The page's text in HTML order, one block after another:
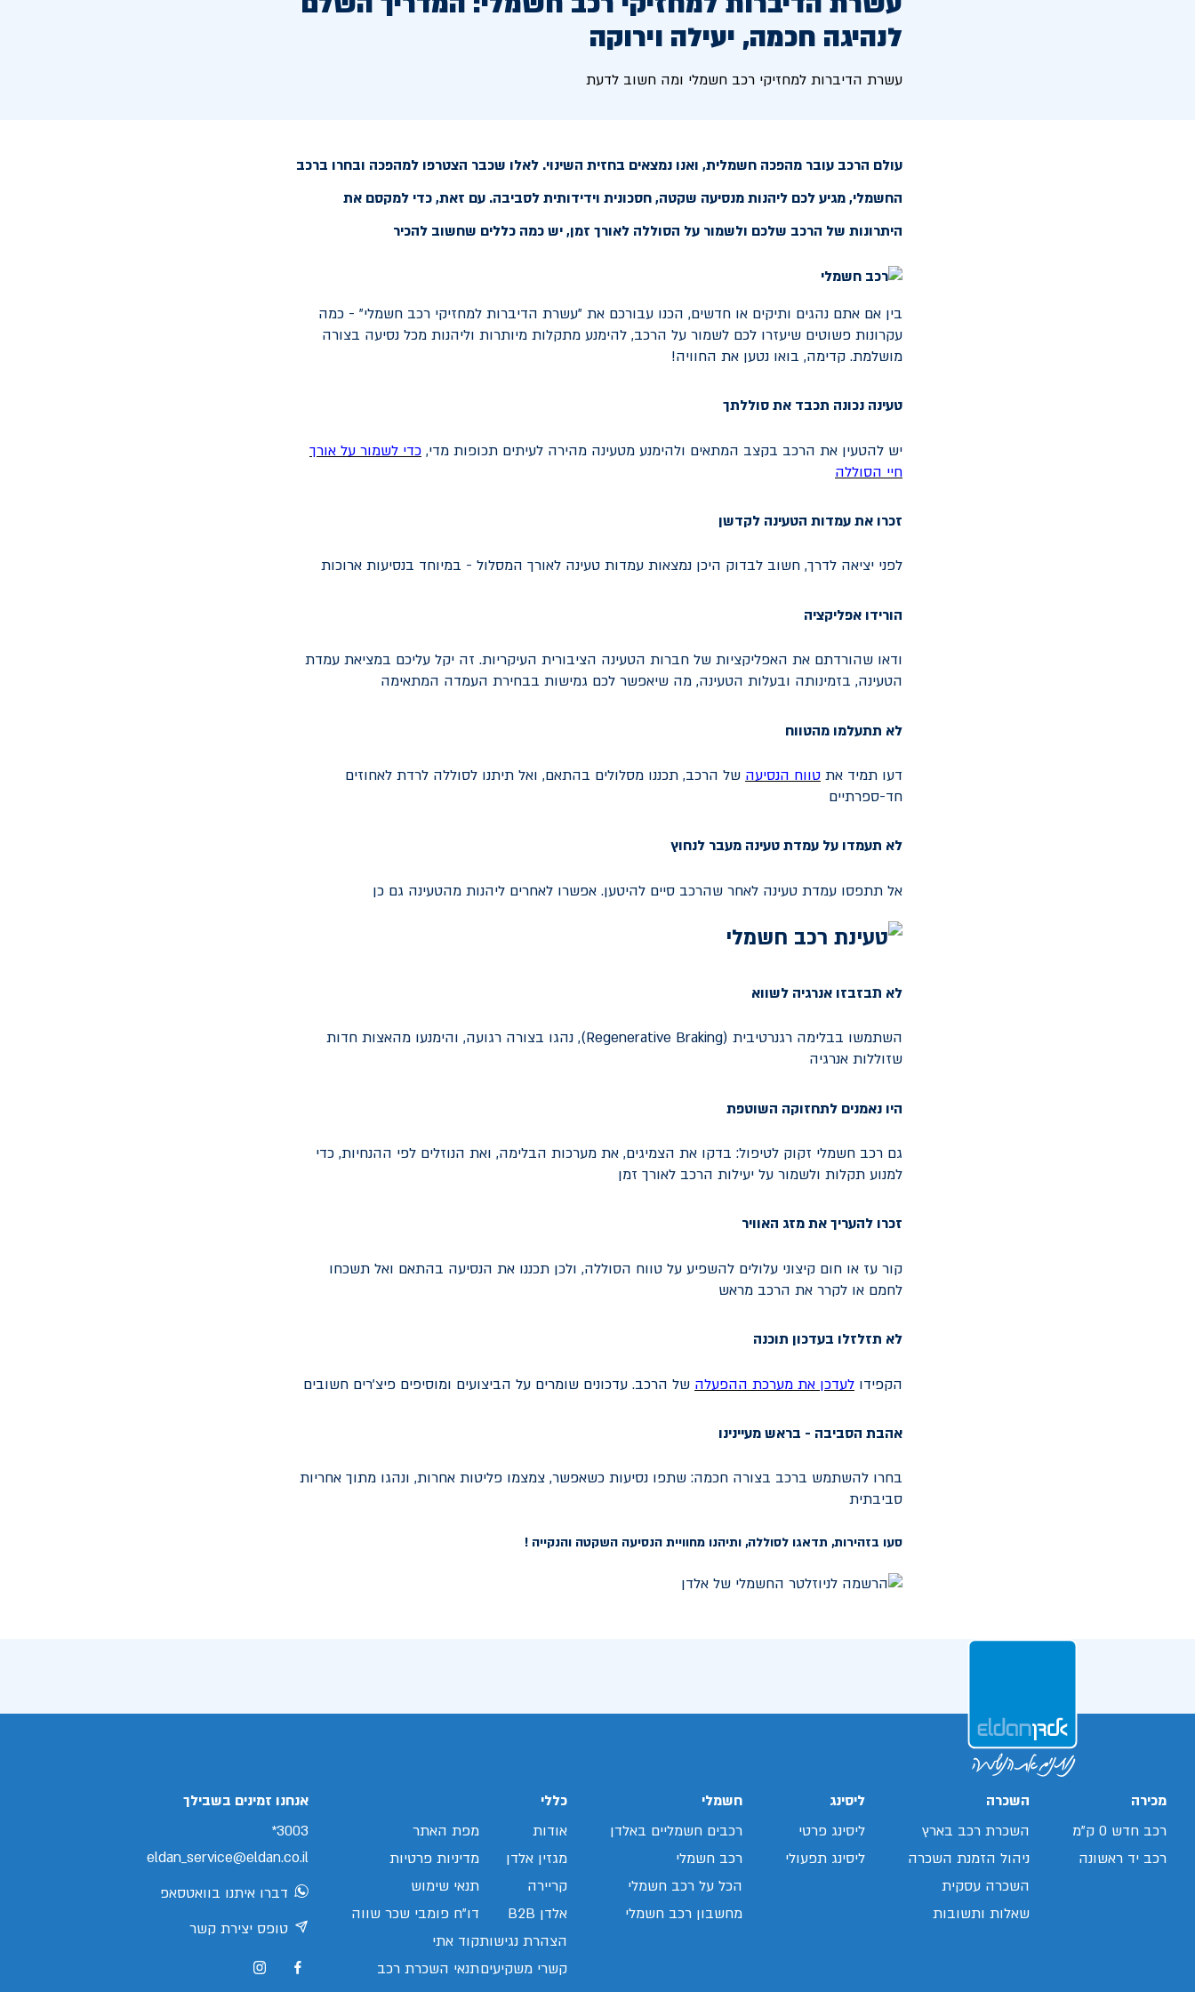
לנהיגה חכמה, יעילה וירוקה
עשרת הדיברות למחזיקי רכב חשמלי ומה חשוב לדעת
עולם הרכב עובר מהפכה חשמלית, ואנו נמצאים בחזית השינוי. לאלו שכבר הצטרפו למהפכה ובחרו ברכב
החשמלי, מגיע לכם ליהנות מנסיעה שקטה, חסכונית וידידותית לסביבה. עם זאת, כדי למקסם את
היתרונות של הרכב שלכם ולשמור על הסוללה לאורך זמן, יש כמה כללים שחשוב להכיר
בין אם אתם נהגים ותיקים או חדשים, הכנו עבורכם את "עשרת הדיברות למחזיקי רכב חשמלי" - כמה
עקרונות פשוטים שיעזרו לכם לשמור על הרכב, להימנע מתקלות מיותרות וליהנות מכל נסיעה בצורה
מושלמת. קדימה, בואו נטען את החוויה!
טעינה נכונה תכבד את סוללתך
יש להטעין את הרכב בקצב המתאים ולהימנע מטעינה מהירה לעיתים תכופות מדי, כדי לשמור על אורך
חיי הסוללה
זכרו את עמדות הטעינה לקדשן
לפני יציאה לדרך, חשוב לבדוק היכן נמצאות עמדות טעינה לאורך המסלול - במיוחד בנסיעות ארוכות
הורידו אפליקציה
ודאו שהורדתם את האפליקציות של חברות הטעינה הציבורית העיקריות. זה יקל עליכם במציאת עמדת
הטעינה, בזמינותה ובעלות הטעינה, מה שיאפשר לכם גמישות בבחירת העמדה המתאימה
לא תתעלמו מהטווח
דעו תמיד את טווח הנסיעה של הרכב, תכננו מסלולים בהתאם, ואל תיתנו לסוללה לרדת לאחוזים
חד-ספרתיים
לא תעמדו על עמדת טעינה מעבר לנחוץ
אל תתפסו עמדת טעינה לאחר שהרכב סיים להיטען. אפשרו לאחרים ליהנות מהטעינה גם כן
לא תבזבזו אנרגיה לשווא
השתמשו בבלימה רגנרטיבית (Regenerative Braking), נהגו בצורה רגועה, והימנעו מהאצות חדות
שזוללות אנרגיה
היו נאמנים לתחזוקה השוטפת
גם רכב חשמלי זקוק לטיפול: בדקו את הצמיגים, את מערכות הבלימה, ואת הנוזלים לפי ההנחיות, כדי
למנוע תקלות ולשמור על יעילות הרכב לאורך זמן
זכרו להעריך את מזג האוויר
קור עז או חום קיצוני עלולים להשפיע על טווח הסוללה, ולכן תכננו את הנסיעה בהתאם ואל תשכחו
לחמם או לקרר את הרכב מראש
לא תזלזלו בעדכון תוכנה
הקפידו לעדכן את מערכת ההפעלה של הרכב. עדכונים שומרים על הביצועים ומוסיפים פיצ’רים חשובים
אהבת הסביבה - בראש מעיינינו
בחרו להשתמש ברכב בצורה חכמה: שתפו נסיעות כשאפשר, צמצמו פליטות אחרות, ונהגו מתוך אחריות
סביבתית
סעו בזהירות, תדאגו לסוללה, ותיהנו מחוויית הנסיעה השקטה והנקייה !
מכירה
רכב חדש 0 ק"מ
רכב יד ראשונה
השכרה
השכרת רכב בארץ
ניהול הזמנת השכרה
השכרה עסקית
שאלות ותשובות
ליסינג
ליסינג פרטי
ליסינג תפעולי
חשמלי
רכבים חשמליים באלדן
רכב חשמלי
הכל על רכב חשמלי
מחשבון רכב חשמלי
כללי
אודות
מגזין אלדן
קריירה
אלדן B2B
הצהרת נגישות
קשרי משקיעים
מפת האתר
מדיניות פרטיות
תנאי שימוש
דו"ח פומבי שכר שווה
קוד אתי
תנאי השכרת רכב
אנחנו זמינים בשבילך
3003*
eldan_service@eldan.co.il
דברו איתנו בוואטסאפ
טופס יצירת קשר